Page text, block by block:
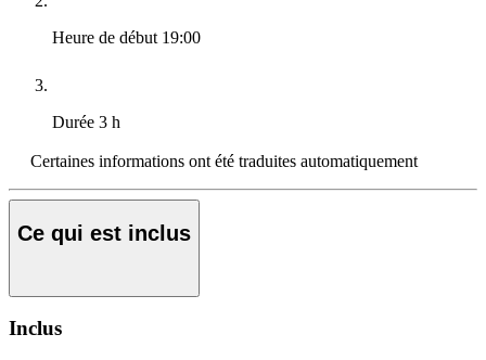
Heure de début 19:00
Durée 3 h
Certaines informations ont été traduites automatiquement
Ce qui est inclus
Inclus